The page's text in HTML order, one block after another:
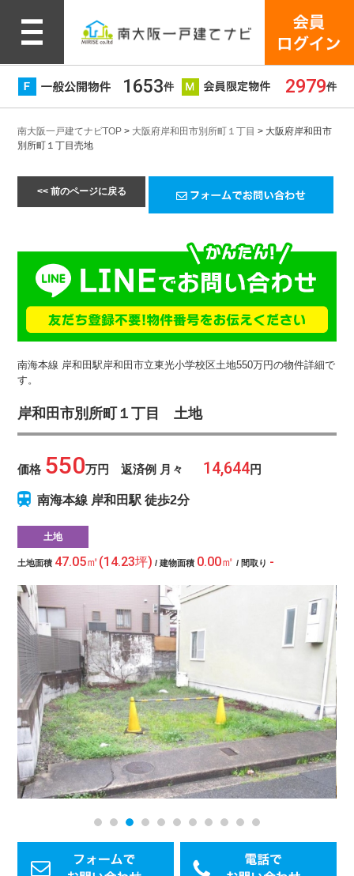
1653件 2979件
南大阪一戸建てナビTOP > 大阪府岸和田市別所町１丁目 > 大阪府岸和田市
別所町１丁目売地
<< 前のページに戻る
南海本線 岸和田駅岸和田市立東光小学校区土地550万円の物件詳細で
す。
岸和田市別所町１丁目 土地
価格 550万円 返済例 月々 円
南海本線 岸和田駅 徒歩2分
土地
土地面積 47.05㎡(14.23坪) / 建物面積 0.00㎡ / 間取り -
10